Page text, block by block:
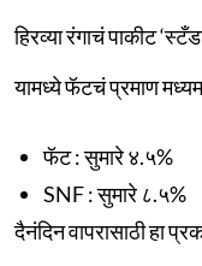
हिरव्या रंगाचं पाकीट
यामध्ये फॅटचं प्रमाण
फॅट : सुमारे ४.५%
SNF : सुमारे ८.५%
दैनंदिन वापरासाठी हा